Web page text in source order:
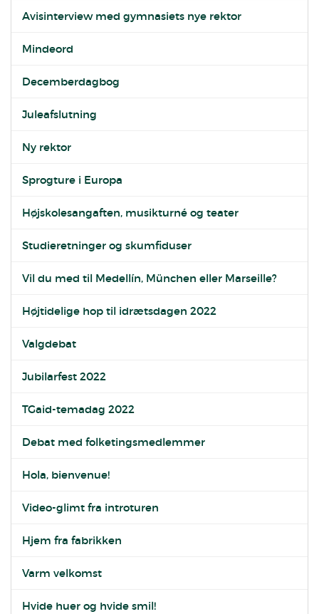
Avisinterview med gymnasiets nye rektor
Mindeord
Decemberdagbog
Juleafslutning
Ny rektor
Sprogture i Europa
Højskolesangaften, musikturné og teater
Studieretninger og skumfiduser
Vil du med til Medellín, München eller Marseille?
Højtidelige hop til idrætsdagen 2022
Valgdebat
Jubilarfest 2022
TGaid-temadag 2022
Debat med folketingsmedlemmer
Hola, bienvenue!
Video-glimt fra introturen
Hjem fra fabrikken
Varm velkomst
Hvide huer og hvide smil!